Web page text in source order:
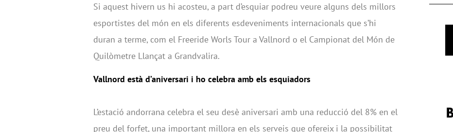
Si aquest hivern us hi acosteu, a part d’esquiar podreu veure alguns dels millors
esportistes del món en els diferents esdeveniments internacionals que s’hi
duran a terme, com el Freeride Worls Tour a Vallnord o el Campionat del Món de
Quilòmetre Llançat a Grandvalira.
Vallnord està d’aniversari i ho celebra amb els esquiadors
L’estació andorrana celebra el seu desè aniversari amb una reducció del 8% en el
preu del forfet, una important millora en els serveis que ofereix i la possibilitat